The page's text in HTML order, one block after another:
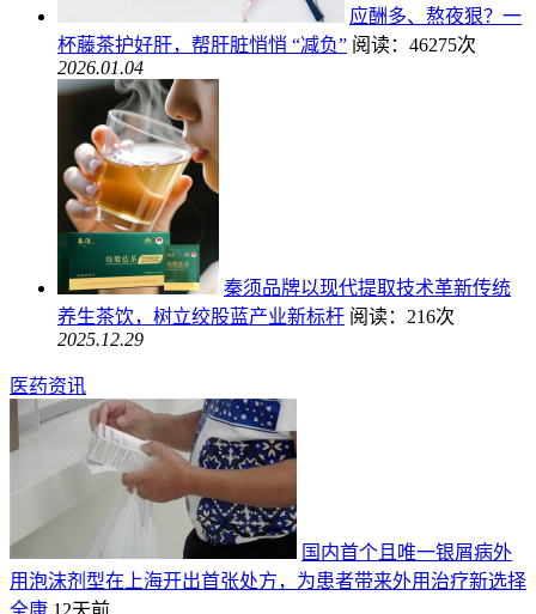
应酬多、熬夜狠？一
杯藤茶护好肝，帮肝脏悄悄 “减负” 阅读：46275次
2026.01.04
秦须品牌以现代提取技术革新传统
养生茶饮，树立绞股蓝产业新标杆 阅读：216次
2025.12.29
医药资讯
国内首个且唯一银屑病外
用泡沫剂型在上海开出首张处方，为患者带来外用治疗新选择
全康 12天前